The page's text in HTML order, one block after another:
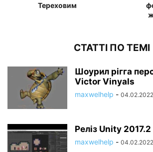
Тереховим
СТАТТІ ПО ТЕМІ
Шоурил рігга
Victor Vinyals
maxwelhelp - 04.02.2022
Реліз Unity 2017.2
maxwelhelp - 04.02.2022